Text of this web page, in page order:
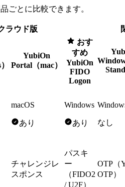
ごとに比較できます。
ラウド版
YubiOn
Portal（mac）
おす
すめ
YubiOn
FIDO
Logon
macOS Windows
あり あり なし
チャレンジレ
スポンス
パスキ
ー
（FIDO2
/ U2F）
OTP（
OTP）